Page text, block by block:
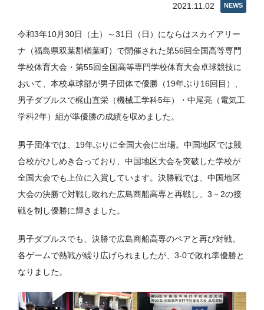
NEWS
2021.11.02
令和3年10月30日（土）～31日（日）にならはスカイアリー
ナ（福島県双葉郡楢葉町）で開催された第56回全国高等専門
学校体育大会・第55回全国高等専門学校体育大会卓球競技に
おいて、本校卓球部が男子団体で優勝（19年ぶり16回目）、
男子ダブルスで梶山直栄（機械工学科5年）・中尾亮（電気工
学科2年）組が準優勝の成績を収めました。
男子団体では、19年ぶりに全国大会に出場。中国地区では競
合校がひしめき合っており、中国地区大会を突破した学校が
全国大会でも上位に入賞しています。決勝戦では、中国地区
大会の決勝で対戦し敗れた広島商船高専と再戦し、3－2の接
戦を制し優勝に輝きました。
男子ダブルスでも、決勝で広島商船高専のペアと再び対戦。
各ゲームで熱戦が繰り広げられましたが、3-0で敗れ準優勝と
なりました。